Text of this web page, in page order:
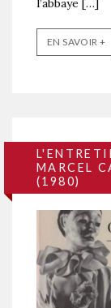
l’abbaye […]
EN SAVOIR +
MARCEL
(1980)